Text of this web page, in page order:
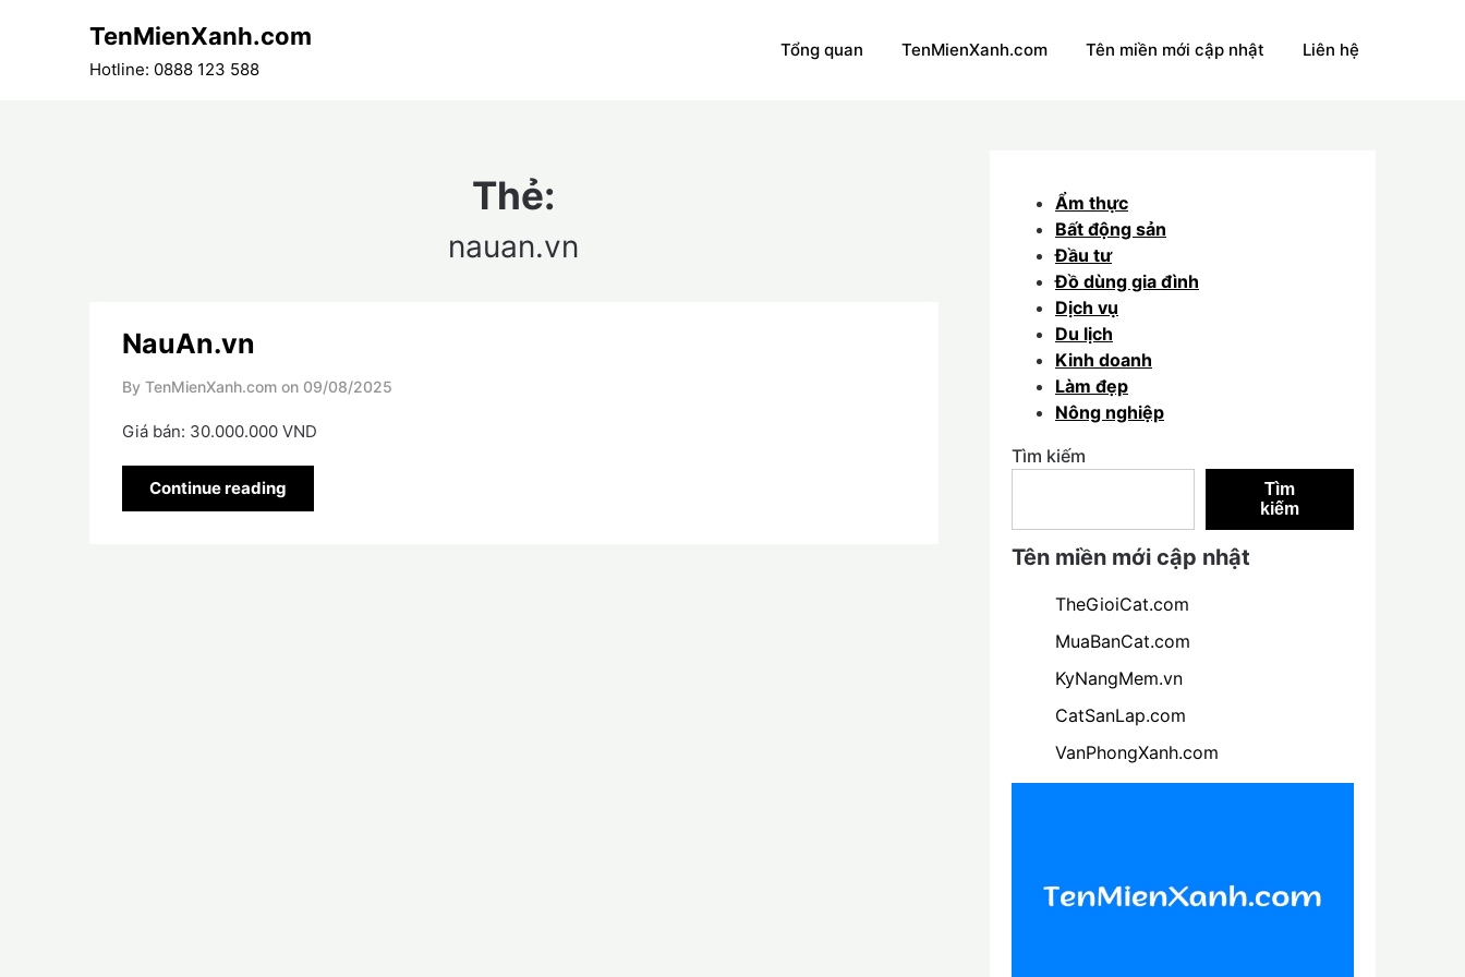
TenMienXanh.com
Hotline: 0888 123 588
Tổng quan TenMienXanh.com Tên miền mới cập nhật Liên hệ
Thẻ:
nauan.vn
NauAn.vn
By TenMienXanh.com on 09/08/2025
Giá bán: 30.000.000 VND
Continue reading
Ẩm thực
Bất động sản
Đầu tư
Đồ dùng gia đình
Dịch vụ
Du lịch
Kinh doanh
Làm đẹp
Nông nghiệp
Tìm kiếm
Tìm
kiếm
Tên miền mới cập nhật
TheGioiCat.com
MuaBanCat.com
KyNangMem.vn
CatSanLap.com
VanPhongXanh.com